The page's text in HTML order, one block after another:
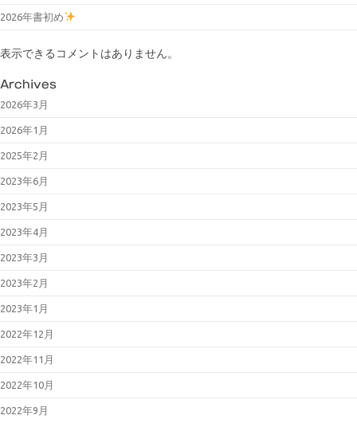
2026年書初め
表示できるコメントはありません。
Archives
2026年3月
2026年1月
2025年2月
2023年6月
2023年5月
2023年4月
2023年3月
2023年2月
2023年1月
2022年12月
2022年11月
2022年10月
2022年9月